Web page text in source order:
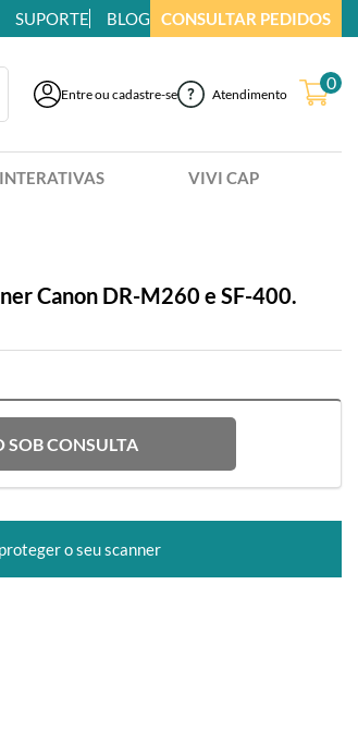
SUPORTE BLOG CONSULTAR PEDIDOS
Entre ou cadastre-se Atendimento
0
VIVI CAP
Canon DR-M260 e SF-400.
SOB CONSULTA
o seu scanner